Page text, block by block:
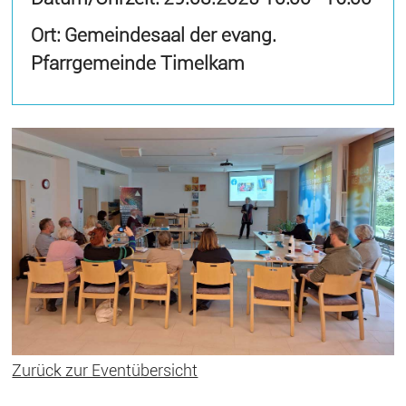
Ort: Gemeindesaal der evang.
Pfarrgemeinde Timelkam
Zurück zur Eventübersicht